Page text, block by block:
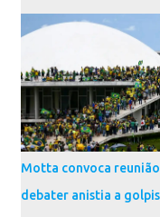
Motta convoca
debater anistia a